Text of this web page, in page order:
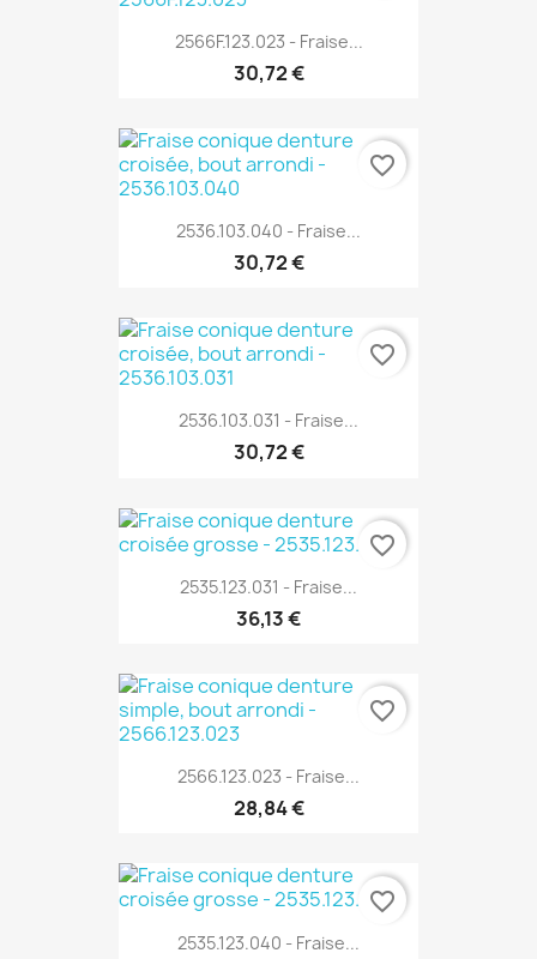
2566F.123.023 - Fraise...
30,72 €
2536.103.040 - Fraise...
30,72 €
favorite_border
2536.103.031 - Fraise...
30,72 €
favorite_border
2535.123.031 - Fraise...
36,13 €
favorite_border
2566.123.023 - Fraise...
28,84 €
favorite_border
2535.123.040 - Fraise...
favorite_border